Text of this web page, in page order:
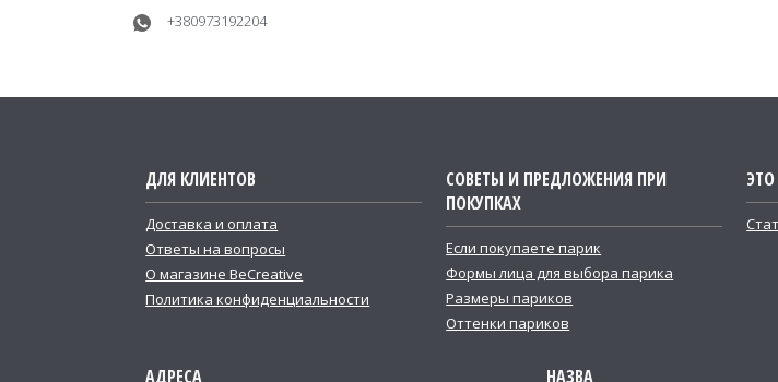
+380973192204
ДЛЯ КЛИЕНТОВ
Доставка и оплата
Ответы на вопросы
О магазине BeCreative
Политика конфиденциальности
СОВЕТЫ И ПРЕДЛОЖЕНИЯ ПРИ
ПОКУПКАХ
Если покупаете парик
Формы лица для выбора парика
Размеры париков
Оттенки париков